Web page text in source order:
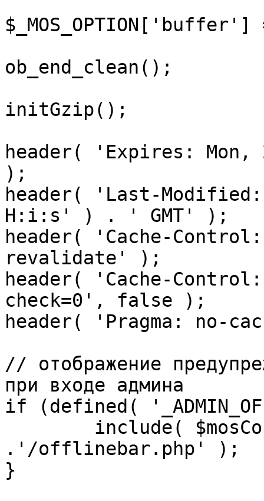
ob_end_clean();
initGzip();
header( 'Expires: Mon,
);
header( 'Last-
H:i:s' ) . ' GMT' );
header( 'Cache-
revalidate' );
header( 'Cache-
check=0', false );
header( 'Pragma: no-
// отображение
при входе админа
if (defined(
.'/offlinebar.php' );
}